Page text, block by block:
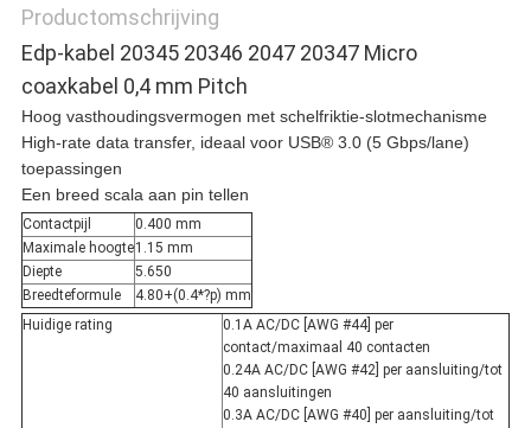
Productomschrijving
Edp-kabel 20345 20346 2047 20347 Micro
coaxkabel 0,4 mm Pitch
Hoog vasthoudingsvermogen met schelfriktie-slotmechanisme
High-rate data transfer, ideaal voor USB® 3.0 (5 Gbps/lane)
toepassingen
Een breed scala aan pin tellen
Contactpijl
0.400 mm
Maximale hoogte1.15 mm
Diepte
5.650
Breedteformule
4.80+(0.4*?p) mm
Huidige rating
0.1A AC/DC [AWG #44] per
contact/maximaal 40 contacten
0.24A AC/DC [AWG #42] per aansluiting/tot
40 aansluitingen
0.3A AC/DC [AWG #40] per aansluiting/tot